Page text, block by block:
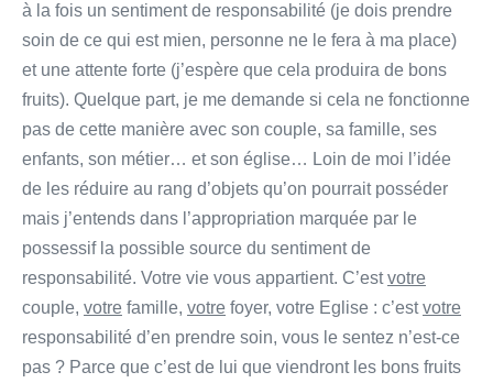
à la fois un sentiment de responsabilité (je dois prendre
soin de ce qui est mien, personne ne le fera à ma place)
et une attente forte (j’espère que cela produira de bons
fruits). Quelque part, je me demande si cela ne fonctionne
pas de cette manière avec son couple, sa famille, ses
enfants, son métier… et son église… Loin de moi l’idée
de les réduire au rang d’objets qu’on pourrait posséder
mais j’entends dans l’appropriation marquée par le
possessif la possible source du sentiment de
responsabilité. Votre vie vous appartient. C’estvotre
couple, votre famille, votre foyer, votre Eglise : c’estvotre
responsabilité d’en prendre soin, vous le sentez n’est-ce
pas ? Parce que c’est de lui que viendront les bons fruits